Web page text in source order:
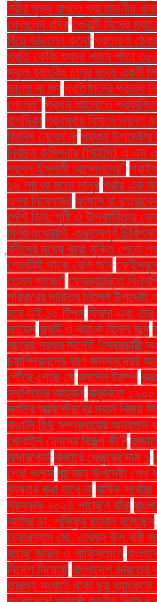
শরীর সুস্থ রাখতে প্রয়োজনীয়
ফেললেন রদ্রি পেনাল্টি মিসের
বিয়ে ভাঙলেন কনে! প্রতারণা
প্রতি কেজি শুকনা শজন পাতা
স্কুল ব্যাংকিং চালুর জন্য একটি
ভালো না মন্দ প্রতিষ্ঠানের প্রভাব
পেলেন" প্রথম আলোতে প্রকাশিত
রাশমিকা প্রথমবার বিমানে ভ্রমণ
জিনিস নেবেন না প্রধান
নির্বাচন কমিশনার (সিইসি) এ এম
প্রশ্ন ইসলামী আন্দোলনের"
১৯ লাখের মতো মানুষ প্রায় এক
ওপর নিষেধাজ্ঞা ফাঙ্গাস বা
দেশি ডিম: পুষ্টি ও উপকারিতায়
ফিজিওথেরাপি -গুরুত্বপূর্ণ
বন্দীদের মধ্যে কারা মুক্তি পেতে
গোলটাই থাকে বেশি মনে
তেমন সাজো’ ফেব্রুয়ারিতে
পরিবারের দায়িত্ব নিলেন
হবে এই ১০ টিপস ফ্রিদা এবং
জায়েদ ফ্ল্যাট ও ব্যাংক হিসাব জব্দ
বছরের প্রথম দিনেই ‘স্বৈরাচারী
চ্যাম্পিয়নদের বরণ জনসমুদ্রের
পৌঁছে গেছে যে বললেন ট্রাম্প
স্থগিতের আহ্বান বাকৃবিতে ১২০০
জাতির আত্মগৌরবের মহান বিজয়
বাঙালি হিন্দু সম্প্রদায়ের অন্যতম
মোবাইল ফোনের বিকল্প কী?
মাদারবোর্ড বাজারে খেজুরের দাম ১
প্রো প্লাস বাণিজ্য উপদেষ্টা শেখ
ব্যবহার করা যাবে না বার্ষিক
পুরস্কার ২০২৪ পাচ্ছেন যাঁরা
আমির ডা. শফিকুর রহমান বলেছেন
চেয়ারম্যান মো. এমদাদ উল বারী
যাচ্ছে ভারত ও পাকিস্তানে
নির্দেশ দিয়েছে বাংলাদেশ ভারতের
তারল্য সংকটে থাকা ছয়